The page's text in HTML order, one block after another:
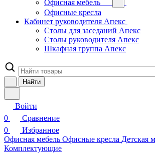
Офисная мебель
Офисные кресла
Кабинет руководителя Апекс
Столы для заседаний Апекс
Столы руководителя Апекс
Шкафная группа Апекс
Найти
Войти
0
Сравнение
0
Избранное
Офисная мебель Офисные кресла Детская
Комплектующие